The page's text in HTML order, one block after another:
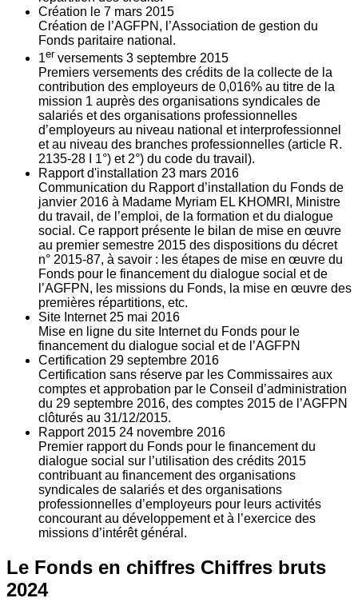
Création le 7 mars 2015
Création de l’AGFPN, l’Association de gestion du
Fonds paritaire national.
1er versements 3 septembre 2015
Premiers versements des crédits de la collecte de la
contribution des employeurs de 0,016% au titre de la
mission 1 auprès des organisations syndicales de
salariés et des organisations professionnelles
d’employeurs au niveau national et interprofessionnel
et au niveau des branches professionnelles (article R.
2135‐28 I 1°) et 2°) du code du travail).
Rapport d'installation 23 mars 2016
Communication du Rapport d’installation du Fonds de
janvier 2016 à Madame Myriam EL KHOMRI, Ministre
du travail, de l’emploi, de la formation et du dialogue
social. Ce rapport présente le bilan de mise en œuvre
au premier semestre 2015 des dispositions du décret
n° 2015-87, à savoir : les étapes de mise en œuvre du
Fonds pour le financement du dialogue social et de
l’AGFPN, les missions du Fonds, la mise en œuvre des
premières répartitions, etc.
Site Internet 25 mai 2016
Mise en ligne du site Internet du Fonds pour le
financement du dialogue social et de l’AGFPN
Certification 29 septembre 2016
Certification sans réserve par les Commissaires aux
comptes et approbation par le Conseil d’administration
du 29 septembre 2016, des comptes 2015 de l’AGFPN
clôturés au 31/12/2015.
Rapport 2015 24 novembre 2016
Premier rapport du Fonds pour le financement du
dialogue social sur l’utilisation des crédits 2015
contribuant au financement des organisations
syndicales de salariés et des organisations
professionnelles d’employeurs pour leurs activités
concourant au développement et à l’exercice des
missions d’intérêt général.
Le Fonds en chiffres Chiffres bruts
2024